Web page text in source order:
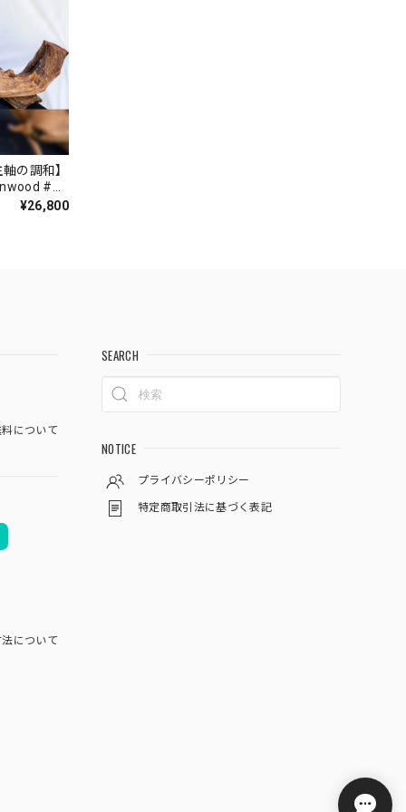
の調和】
#大
¥26,800
について
について
SEARCH
NOTICE
プライバシーポリシー
特定商取引法に基づく表記